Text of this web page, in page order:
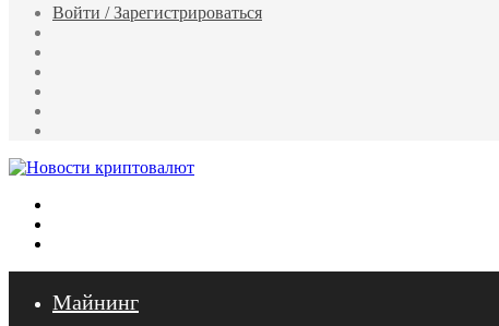
статья
Войти / Зарегистрироваться
Майнинг